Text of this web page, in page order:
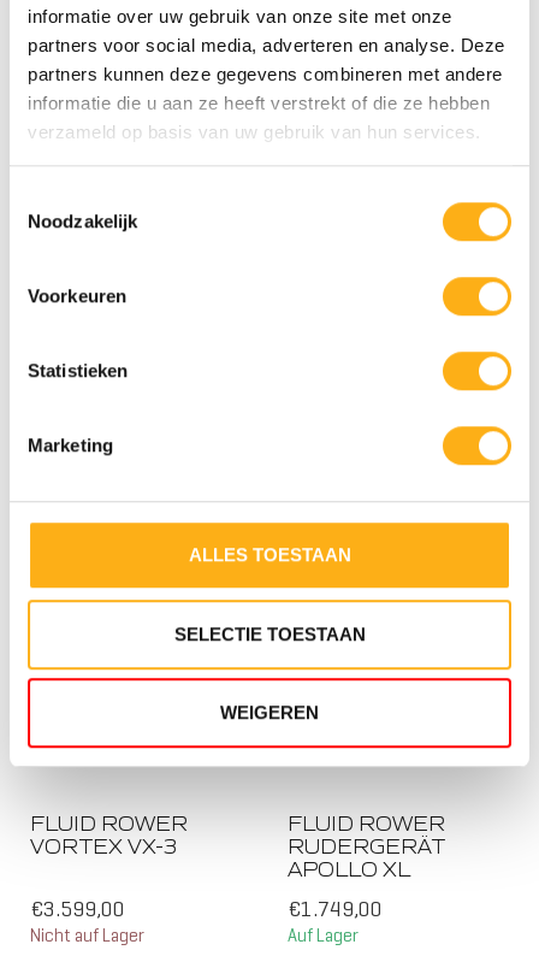
informatie over uw gebruik van onze site met onze
partners voor social media, adverteren en analyse. Deze
partners kunnen deze gegevens combineren met andere
informatie die u aan ze heeft verstrekt of die ze hebben
verzameld op basis van uw gebruik van hun services.
Noodzakelijk
Voorkeuren
Statistieken
Marketing
ALLES TOESTAAN
SELECTIE TOESTAAN
WEIGEREN
€1.749,00
Auf Lager
€139,00
Auf Lager
FLUID ROWER
Auf Lager
FLUID ROWER
TELEFONHALTERUNG
HANDYHALTER
Auf Lager
FLUID ROWER
VORTEX VX-3
€3.599,00
Nicht auf Lager
FLUID ROWER
RUDERGERÄT
APOLLO XL
€1.749,00
Auf Lager